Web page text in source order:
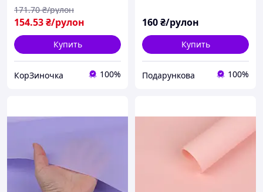
154.53₴/рулон
171.70 ₴/рулон
Купить
КорЗиночка 100%
160₴/рулон
Купить
Подарункова 100%